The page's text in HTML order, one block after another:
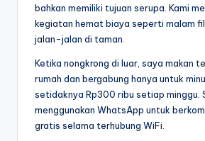
bahkan memiliki tujuan serupa. Kami
kegiatan hemat biaya seperti malam
jalan-jalan di taman.
Ketika nongkrong di luar, saya makan
rumah dan bergabung hanya untuk
setidaknya Rp300 ribu setiap minggu.
menggunakan WhatsApp untuk
gratis selama terhubung WiFi.